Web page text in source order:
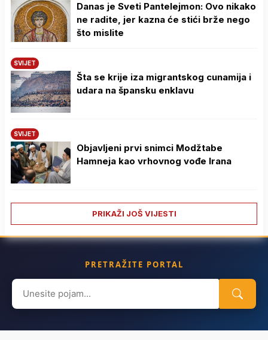
Danas je Sveti Pantelejmon: Ovo nikako
ne radite, jer kazna će stići brže nego
što mislite
SVIJET
Šta se krije iza migrantskog cunamija i
udara na špansku enklavu
SVIJET
Objavljeni prvi snimci Modžtabe
Hamneja kao vrhovnog vođe Irana
PRIKAŽI JOŠ VIJESTI
PRETRAŽITE PORTAL
Search
for: